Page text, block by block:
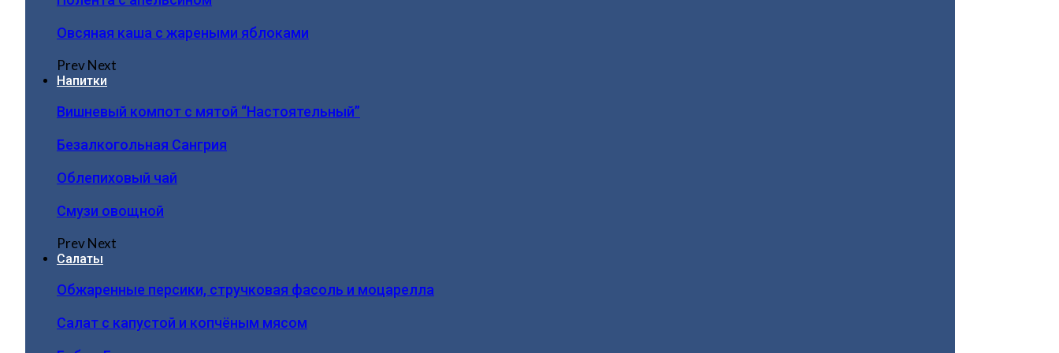
Овсяная каша с жареными яблоками
PrevNext
Напитки
Вишневый компот с мятой “Настоятельный”
Безалкогольная Сангрия
Облепиховый чай
Смузи овощной
PrevNext
Салаты
Обжаренные персики, стручковая фасоль и моцарелла
Салат с капустой и копчёным мясом